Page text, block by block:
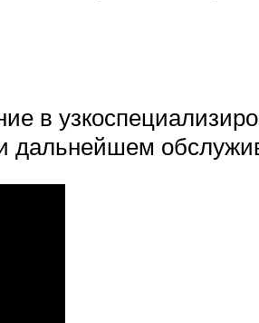
в
и дальнейшем